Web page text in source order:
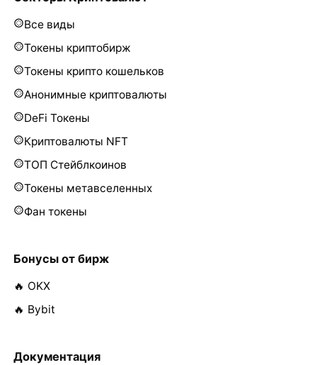
Все виды
Токены криптобирж
Токены крипто кошельков
Анонимные криптовалюты
DeFi Токены
Криптовалюты NFT
ТОП Стейблкоинов
Токены метавселенных
Фан токены
Бонусы от бирж
🔥 OKX
🔥 Bybit
Документация